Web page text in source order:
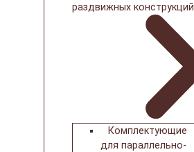
раздвижных конструкций
Комплектующие
для параллельно-